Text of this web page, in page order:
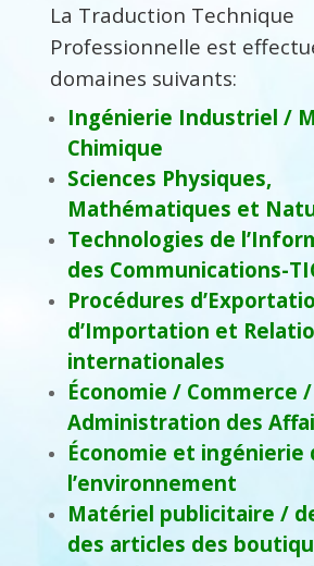
La Traduction Technique
Professionnelle est
domaines suivants:
Ingénierie Industriel /
Chimique
Sciences Physiques,
Mathématiques et
Technologies de
des Communications-
Procédures
d’Importation et
internationales
Économie / Commerce /
Administration des
Économie et ingénierie
l’environnement
Matériel publicitaire /
des articles des